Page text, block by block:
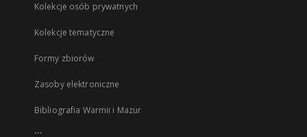
Kolekcje osób prywatnych
Kolekcje tematyczne
Formy zbiorów
Zasoby elektroniczne
Bibliografia Warmii i Mazur
...